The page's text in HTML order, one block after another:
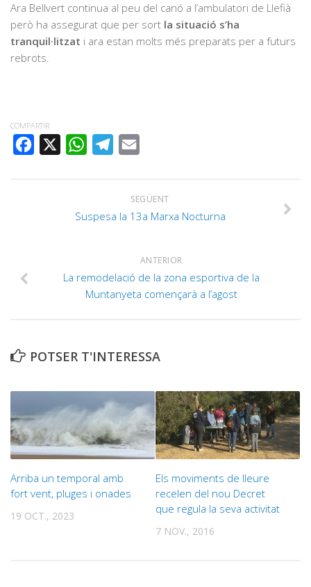
Ara Bellvert continua al peu del canó a l’ambulatori de Llefià
però ha assegurat que per sort la situació s’ha
tranquil·litzat i ara estan molts més preparats per a futurs
rebrots.
COMPARTIR
FACEBOOK
WHATSAPPTELEGRAM
SEGÜENT
Suspesa la 13a Marxa Nocturna
ANTERIOR
La remodelació de la zona esportiva de la
Muntanyeta començarà a l’agost
POTSER T'INTERESSA
Arriba un temporal amb
fort vent, pluges i onades
19 OCT., 2023
Els moviments de lleure
recelen del nou Decret
que regula la seva activitat
7 NOV., 2016